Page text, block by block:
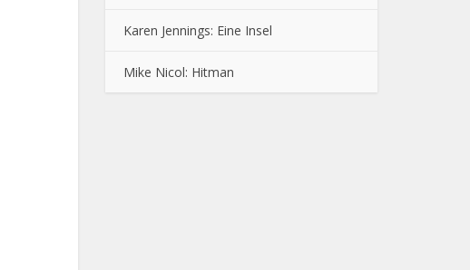
Karen Jennings: Eine Insel
Mike Nicol: Hitman